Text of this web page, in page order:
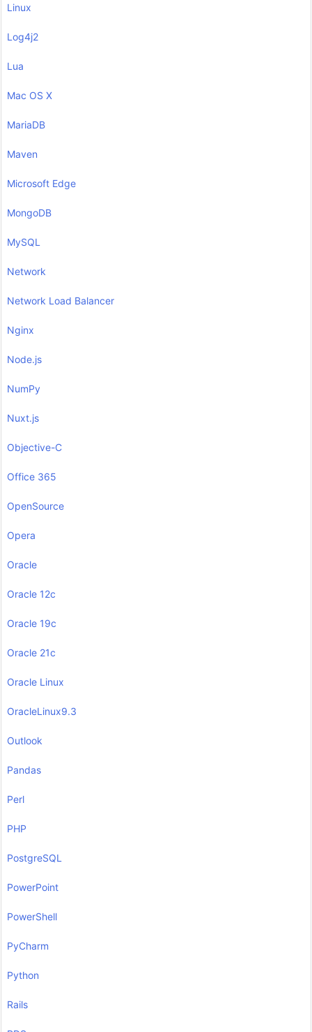
Linux
Log4j2
Lua
Mac OS X
MariaDB
Maven
Microsoft Edge
MongoDB
MySQL
Network
Network Load Balancer
Nginx
Node.js
NumPy
Nuxt.js
Objective-C
Office 365
OpenSource
Opera
Oracle
Oracle 12c
Oracle 19c
Oracle 21c
Oracle Linux
OracleLinux9.3
Outlook
Pandas
Perl
PHP
PostgreSQL
PowerPoint
PowerShell
PyCharm
Python
Rails